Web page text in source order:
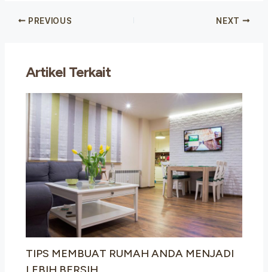
PREVIOUS NEXT
Artikel Terkait
TIPS MEMBUAT RUMAH ANDA MENJADI